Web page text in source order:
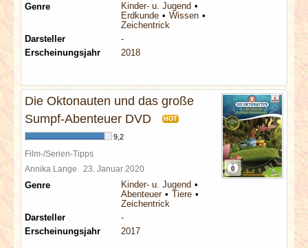
Genre
Kinder- u. Jugend
Erdkunde
Wissen
Zeichentrick
Darsteller
-
Erscheinungsjahr
2018
Die Oktonauten und das große
Sumpf-Abenteuer DVD
HOT
9,2
Film-/Serien-Tipps
Annika Lange 23. Januar 2020
Genre
Kinder- u. Jugend
Abenteuer
Tiere
Zeichentrick
Darsteller
-
Erscheinungsjahr
2017